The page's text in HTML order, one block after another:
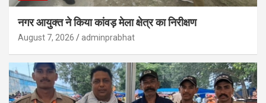
नगर आयुक्त ने किया कांवड़ मेला क्षेत्र का निरीक्षण
August 7, 2026 adminprabhat